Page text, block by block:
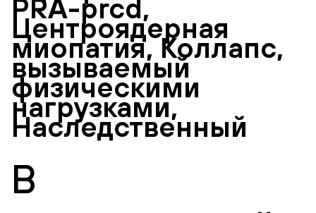
PRA-prcd,
Центроядерная
миопатия, Коллапс,
вызываемый
физическими
нагрузками,
Наследственный
В